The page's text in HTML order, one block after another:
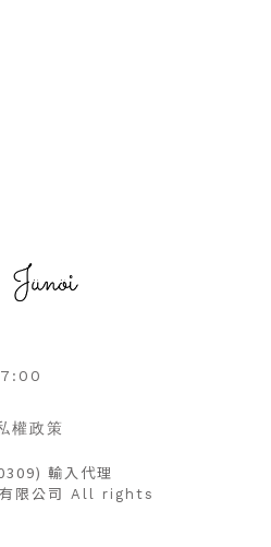
權政策
輸入代理
限公司 All rights